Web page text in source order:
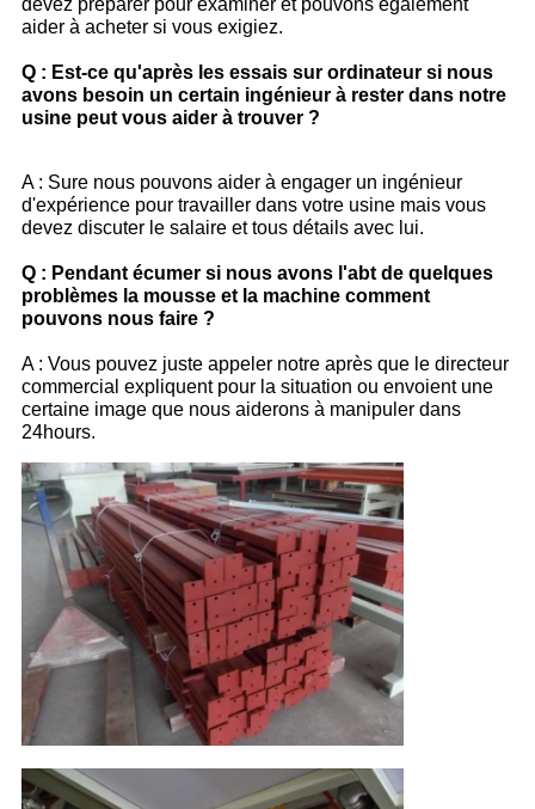
devez préparer pour examiner et pouvons également
aider à acheter si vous exigiez.
Q : Est-ce qu'après les essais sur ordinateur si nous
avons besoin un certain ingénieur à rester dans notre
usine peut vous aider à trouver ?
A : Sure nous pouvons aider à engager un ingénieur
d'expérience pour travailler dans votre usine mais vous
devez discuter le salaire et tous détails avec lui.
Q : Pendant écumer si nous avons l'abt de quelques
problèmes la mousse et la machine comment
pouvons nous faire ?
A : Vous pouvez juste appeler notre après que le directeur
commercial expliquent pour la situation ou envoient une
certaine image que nous aiderons à manipuler dans
24hours.